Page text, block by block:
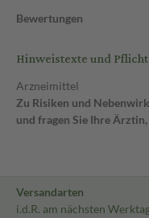
Bewertungen
Hinweistexte und
Arzneimittel
Zu Risiken und
und fragen Sie Ihre
Versandarten
i.d.R. am nächsten